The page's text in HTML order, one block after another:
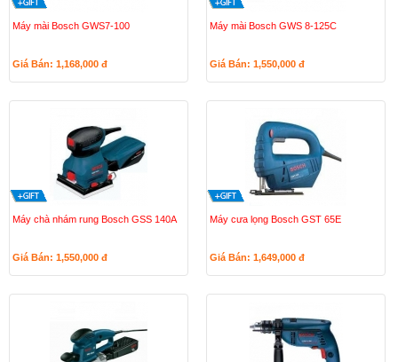
Máy mài Bosch GWS7-100
Giá Bán: 1,168,000 đ
Máy mài Bosch GWS 8-125C
Giá Bán: 1,550,000 đ
Máy chà nhám rung Bosch GSS 140A
Giá Bán: 1,550,000 đ
Máy cưa lọng Bosch GST 65E
Giá Bán: 1,649,000 đ